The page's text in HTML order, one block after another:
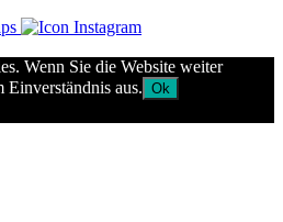
Wenn Sie die Website weiter
aus. Ok